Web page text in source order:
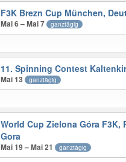
F3K Brezn Cup München,
Mai 6 – Mai 7 ganztägig
11. Spinning Contest
Mai 13 ganztägig
World Cup Zielona Góra F3K,
Gora
Mai 19 – Mai 21 ganztägig